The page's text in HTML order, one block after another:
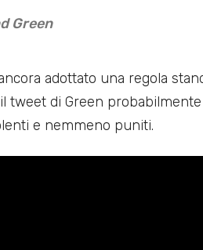
Green
adottato una regola
tweet di Green
e nemmeno puniti.